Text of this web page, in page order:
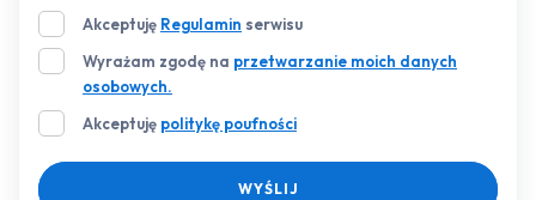
Akceptuję Regulamin serwisu
Wyrażam zgodę na przetwarzanie moich danych
osobowych.
Akceptuję politykę poufności
WYŚLIJ